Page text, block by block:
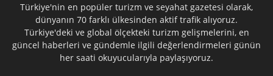
Türkiye'nin en popüler turizm ve seyahat gazetesi olarak,
dünyanın 70 farklı ülkesinden aktif trafik alıyoruz.
Türkiye'deki ve global ölçekteki turizm gelişmelerini, en
güncel haberleri ve gündemle ilgili değerlendirmeleri günün
her saati okuyucularıyla paylaşıyoruz.